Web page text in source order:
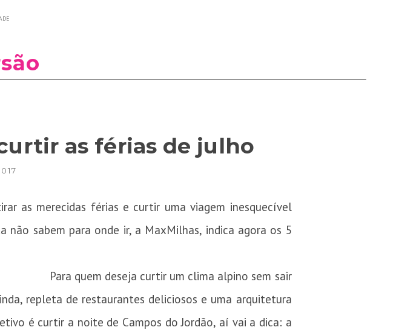
as férias de julho
as merecidas férias e curtir uma viagem inesquecível
sabem para onde ir, a MaxMilhas, indica agora os 5
Para quem deseja curtir um clima alpino sem sair
repleta de restaurantes deliciosos e uma arquitetura
é curtir a noite de Campos do Jordão, aí vai a dica: a